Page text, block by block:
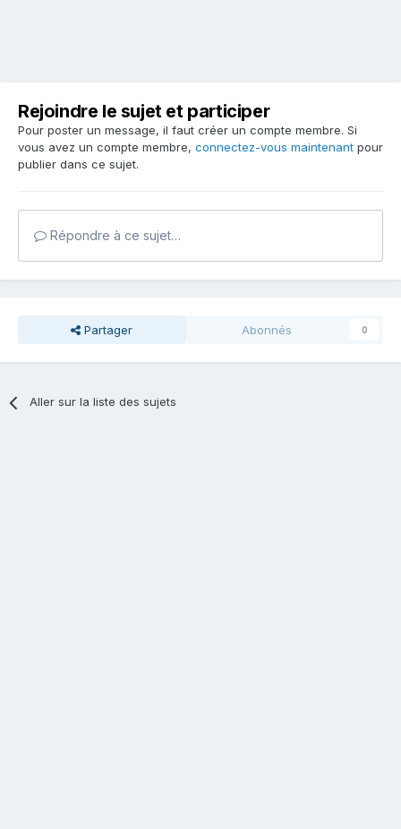
Rejoindre le sujet et participer
Pour poster un message, il faut créer un compte membre. Si
vous avez un compte membre, connectez-vous maintenant pour
publier dans ce sujet.
Répondre à ce sujet…
Partager Abonnés 0
Aller sur la liste des sujets